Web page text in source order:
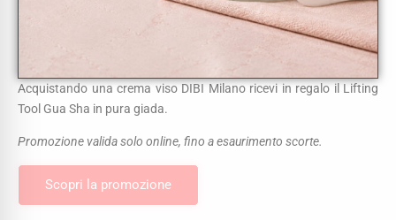
Acquistando una crema viso DIBI Milano ricevi in regalo il Lifting
Tool Gua Sha in pura giada.
Promozione valida solo online, fino a esaurimento scorte.
Scopri la promozione